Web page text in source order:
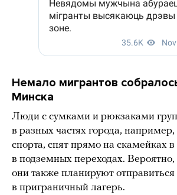
Немало мигрантов
Минска
Люди с сумками и рюкзаками
в разных частях города,
спорта, спят прямо на скамейках
в подземных переходах.
они также планируют отправиться
в приграничный лагерь.